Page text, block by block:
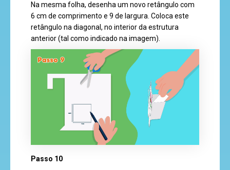
Na mesma folha, desenha um novo retângulo com
6 cm de comprimento e 9 de largura. Coloca este
retângulo na diagonal, no interior da estrutura
anterior (tal como indicado na imagem).
Passo 10